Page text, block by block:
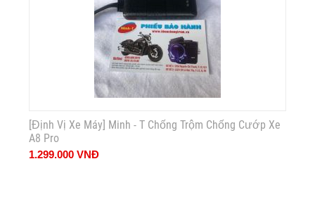
[Định Vị Xe Máy] Minh - T Chống Trộm Chống Cướp Xe
A8 Pro
1.299.000 VNĐ